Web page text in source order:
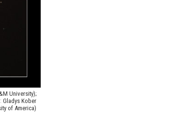
University);
Gladys Kober
of America)